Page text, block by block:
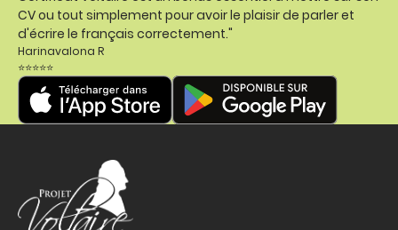
CV ou tout simplement pour avoir le plaisir de parler et
d'écrire le français correctement."
Harinavalona R
⭐⭐⭐⭐⭐